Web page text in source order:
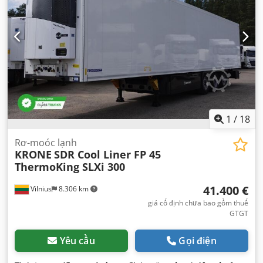
1 / 18
Vilnius 8.306 km
Rơ-moóc lạnh
KRONE SDR Cool Liner FP 45
ThermoKing SLXi 300
41.400 €
giá cố định chưa bao gồm thuế
GTGT
Yêu cầu Gọi điện